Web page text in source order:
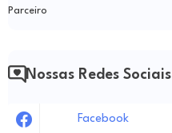
Parceiro
Nossas Redes Sociais
Facebook